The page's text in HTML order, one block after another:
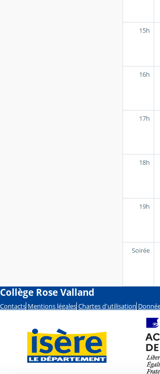
15h
16h
17h
18h
19h
Soirée
Collège Rose Valland
Contacts Mentions légales Chartes d'utilisation